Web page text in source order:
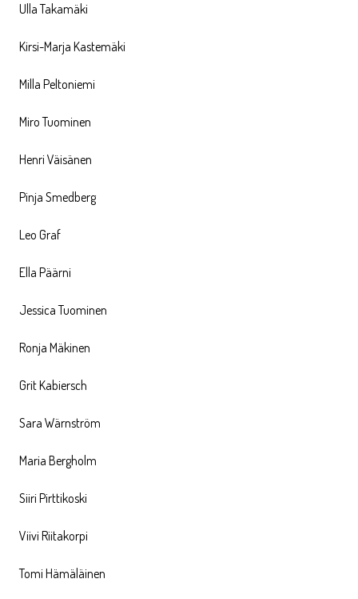
Ulla Takamäki
Kirsi-Marja Kastemäki
Milla Peltoniemi
Miro Tuominen
Henri Väisänen
Pinja Smedberg
Leo Graf
Ella Päärni
Jessica Tuominen
Ronja Mäkinen
Grit Kabiersch
Sara Wärnström
Maria Bergholm
Siiri Pirttikoski
Viivi Riitakorpi
Tomi Hämäläinen